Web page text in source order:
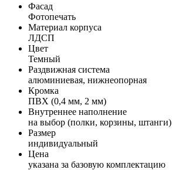
Фасад
Фотопечать
Материал корпуса
ЛДСП
Цвет
Темный
Раздвижная система
алюминиевая, нижнеопорная
Кромка
ПВХ (0,4 мм, 2 мм)
Внутреннее наполнение
на выбор (полки, корзины, штанги)
Размер
индивидуальный
Цена
указана за базовую комплектацию